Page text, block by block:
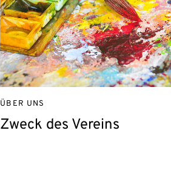
Zweck des Vereins
ÜBER UNS